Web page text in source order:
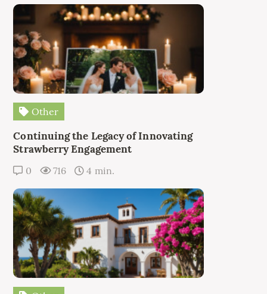
Other
Continuing the Legacy of Innovating
Strawberry Engagement
0 716 4 min.